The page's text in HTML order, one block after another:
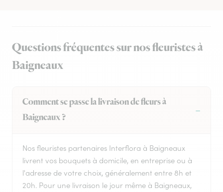
Questions fréquentes sur nos fleuristes à
Baigneaux
Comment se passe la livraison de fleurs à
Baigneaux ?
Nos fleuristes partenaires Interflora à Baigneaux
livrent vos bouquets à domicile, en entreprise ou à
l'adresse de votre choix, généralement entre 8h et
20h. Pour une livraison le jour même à Baigneaux,